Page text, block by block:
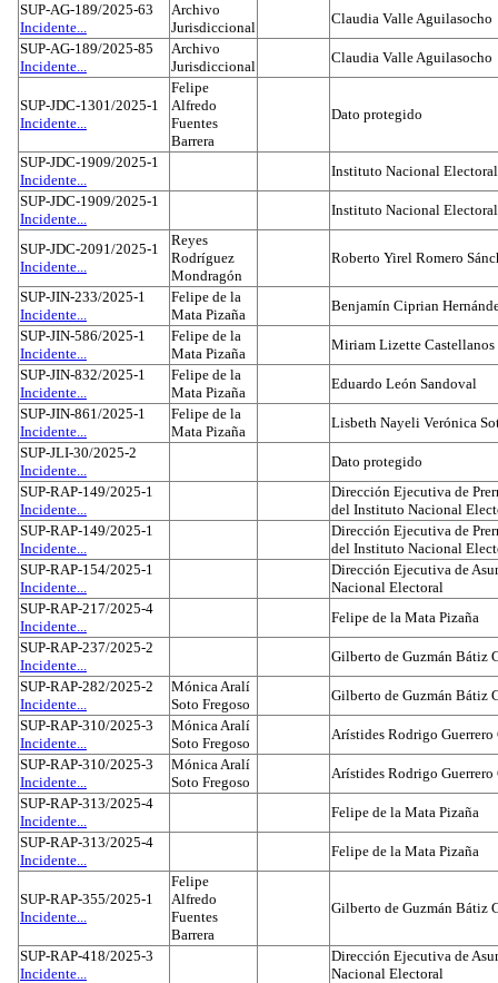
SUP-AG-189/2025-63
Incidente...
Archivo
Jurisdiccional
Claudia Valle Aguilasocho
SUP-AG-189/2025-85
Incidente...
Archivo
Jurisdiccional
Claudia Valle Aguilasocho
SUP-JDC-1301/2025-1
Incidente...
Felipe
Alfredo
Fuentes
Barrera
Dato protegido
SUP-JDC-1909/2025-1
Incidente...
Instituto Nacional Electoral
SUP-JDC-1909/2025-1
Incidente...
Instituto Nacional Electoral
SUP-JDC-2091/2025-1
Incidente...
Reyes
Rodríguez
Mondragón
Roberto Yirel Romero
SUP-JIN-233/2025-1
Incidente...
Felipe de la
Mata Pizaña
Benjamín Ciprian
SUP-JIN-586/2025-1
Incidente...
Felipe de la
Mata Pizaña
Miriam Lizette Castellanos
SUP-JIN-832/2025-1
Incidente...
Felipe de la
Mata Pizaña
Eduardo León Sandoval
SUP-JIN-861/2025-1
Incidente...
Felipe de la
Mata Pizaña
Lisbeth Nayeli Verónica
SUP-JLI-30/2025-2
Incidente...
Dato protegido
SUP-RAP-149/2025-1
Incidente...
Dirección Ejecutiva de
del Instituto Nacional
SUP-RAP-149/2025-1
Incidente...
Dirección Ejecutiva de
del Instituto Nacional
SUP-RAP-154/2025-1
Incidente...
Dirección Ejecutiva de
Nacional Electoral
SUP-RAP-217/2025-4
Incidente...
Felipe de la Mata Pizaña
SUP-RAP-237/2025-2
Incidente...
Gilberto de Guzmán Bátiz
SUP-RAP-282/2025-2
Incidente...
Mónica Aralí
Soto Fregoso
Gilberto de Guzmán Bátiz
SUP-RAP-310/2025-3
Incidente...
Mónica Aralí
Soto Fregoso
Arístides Rodrigo Guerrero
SUP-RAP-310/2025-3
Incidente...
Mónica Aralí
Soto Fregoso
Arístides Rodrigo Guerrero
SUP-RAP-313/2025-4
Incidente...
Felipe de la Mata Pizaña
SUP-RAP-313/2025-4
Incidente...
Felipe de la Mata Pizaña
SUP-RAP-355/2025-1
Incidente...
Felipe
Alfredo
Fuentes
Barrera
Gilberto de Guzmán Bátiz
SUP-RAP-418/2025-3
Incidente...
Dirección Ejecutiva de
Nacional Electoral